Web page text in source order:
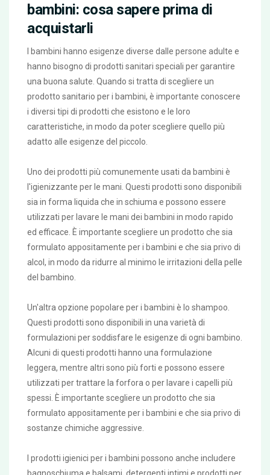
bambini: cosa sapere prima di
acquistarli
I bambini hanno esigenze diverse dalle persone adulte e
hanno bisogno di prodotti sanitari speciali per garantire
una buona salute. Quando si tratta di scegliere un
prodotto sanitario per i bambini, è importante conoscere
i diversi tipi di prodotti che esistono e le loro
caratteristiche, in modo da poter scegliere quello più
adatto alle esigenze del piccolo.
Uno dei prodotti più comunemente usati da bambini è
l'igienizzante per le mani. Questi prodotti sono disponibili
sia in forma liquida che in schiuma e possono essere
utilizzati per lavare le mani dei bambini in modo rapido
ed efficace. È importante scegliere un prodotto che sia
formulato appositamente per i bambini e che sia privo di
alcol, in modo da ridurre al minimo le irritazioni della pelle
del bambino.
Un'altra opzione popolare per i bambini è lo shampoo.
Questi prodotti sono disponibili in una varietà di
formulazioni per soddisfare le esigenze di ogni bambino.
Alcuni di questi prodotti hanno una formulazione
leggera, mentre altri sono più forti e possono essere
utilizzati per trattare la forfora o per lavare i capelli più
spessi. È importante scegliere un prodotto che sia
formulato appositamente per i bambini e che sia privo di
sostanze chimiche aggressive.
I prodotti igienici per i bambini possono anche includere